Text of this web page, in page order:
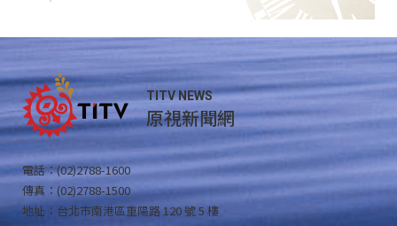
TITV NEWS
原視新聞網
電話：(02)2788-1600
傳真：(02)2788-1500
地址：台北市南港區重陽路 120 號 5 樓